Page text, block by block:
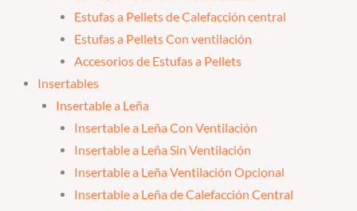
Estufas a Pellets de Calefacción central
Estufas a Pellets Con ventilación
Accesorios de Estufas a Pellets
Insertables
Insertable a Leña
Insertable a Leña Con Ventilación
Insertable a Leña Sin Ventilación
Insertable a Leña Ventilación Opcional
Insertable a Leña de Calefacción Central